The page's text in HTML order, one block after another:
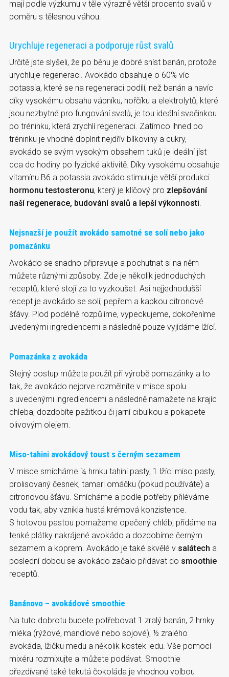
mají podle výzkumu v těle výrazně větší procento svalů v
poměru s tělesnou váhou.
Urychluje regeneraci a podporuje růst svalů
Určitě jste slyšeli, že po běhu je dobré sníst banán, protože
urychluje regeneraci. Avokádo obsahuje o 60% víc
potassia, které se na regeneraci podílí, než banán a navíc
díky vysokému obsahu vápníku, hořčíku a elektrolytů, které
jsou nezbytné pro fungování svalů, je tou ideální svačinkou
po tréninku, která zrychlí regeneraci. Zatímco ihned po
tréninku je vhodné doplnit nejdřív bílkoviny a cukry,
avokádo se svým vysokým obsahem tuků je ideální jíst
cca do hodiny po fyzické aktivitě. Díky vysokému obsahuje
vitamínu B6 a potassia avokádo stimuluje větší produkci
hormonu testosteronu, který je klíčový pro zlepšování
naší regenerace, budování svalů a lepší výkonnosti
Nejsnazší je použít avokádo samotné se solí nebo jako
pomazánku
Avokádo se snadno připravuje a pochutnat si na něm
můžete různými způsoby. Zde je několik jednoduchých
receptů, které stojí za to vyzkoušet. Asi nejjednodušší
recept je avokádo se solí, pepřem a kapkou citronové
šťávy. Plod podélně rozpůlíme, vypeckujeme, dokořeníme
uvedenými ingrediencemi a následně pouze vyjídáme lžící.
Pomazánka z avokáda
Stejný postup můžete použít při výrobě pomazánky a to
tak, že avokádo nejprve rozmělníte v misce spolu
s uvedenými ingrediencemi a následně namažete na krajíc
chleba, dozdobíte pažitkou či jarní cibulkou a pokapete
olivovým olejem.
Miso-tahini avokádový toust s černým sezamem
V misce smícháme ¼ hrnku tahini pasty, 1 lžíci miso pasty,
prolisovaný česnek, tamari omáčku (pokud používáte) a
citronovou šťávu. Smícháme a podle potřeby přiléváme
vodu tak, aby vznikla hustá krémová konzistence.
S hotovou pastou pomažeme opečený chléb, přidáme na
tenké plátky nakrájené avokádo a dozdobíme černým
sezamem a koprem. Avokádo je také skvělé v salátech a
poslední dobou se avokádo začalo přidávat do smoothie
receptů.
Banánovo – avokádové smoothie
Na tuto dobrotu budete potřebovat 1 zralý banán, 2 hrnky
mléka (rýžové, mandlové nebo sojové), ½ zralého
avokáda, lžičku medu a několik kostek ledu. Vše pomocí
mixéru rozmixujte a můžete podávat. Smoothie
přezdívané také tekutá čokoláda je vhodnou volbou